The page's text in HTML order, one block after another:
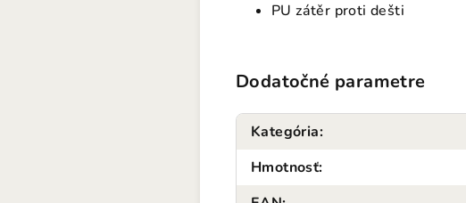
PU zátěr proti dešti
Dodatočné parametre
Kategória:
Hmotnosť: